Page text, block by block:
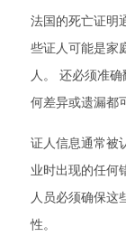
法国的死亡证明
些证人可能是家
人。 还必须准
何差异或遗漏都
证人信息通常被
业时出现的任何
人员必须确保这
性。